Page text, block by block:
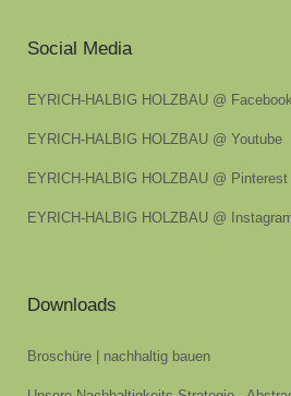
Social Media
EYRICH-HALBIG HOLZBAU @ Facebook
EYRICH-HALBIG HOLZBAU @ Youtube
EYRICH-HALBIG HOLZBAU @ Pinterest
EYRICH-HALBIG HOLZBAU @
Downloads
Broschüre | nachhaltig bauen